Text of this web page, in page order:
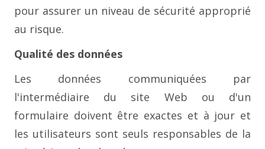
pour assurer un niveau de sécurité approprié
au risque.
Qualité des données
Les données communiquées par
l'intermédiaire du site Web ou d'un
formulaire doivent être exactes et à jour et
les utilisateurs sont seuls responsables de la